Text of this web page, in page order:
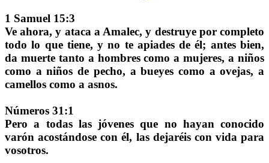
1 Samuel 15:3
Ve ahora, y ataca a Amalec, y destruye por completo
todo lo que tiene, y no te apiades de él; antes bien,
da muerte tanto a hombres como a mujeres, a niños
como a niños de pecho, a bueyes como a ovejas, a
camellos como a asnos.
Números 31:1
Pero a todas las jóvenes que no hayan conocido
varón acostándose con él, las dejaréis con vida para
vosotros.